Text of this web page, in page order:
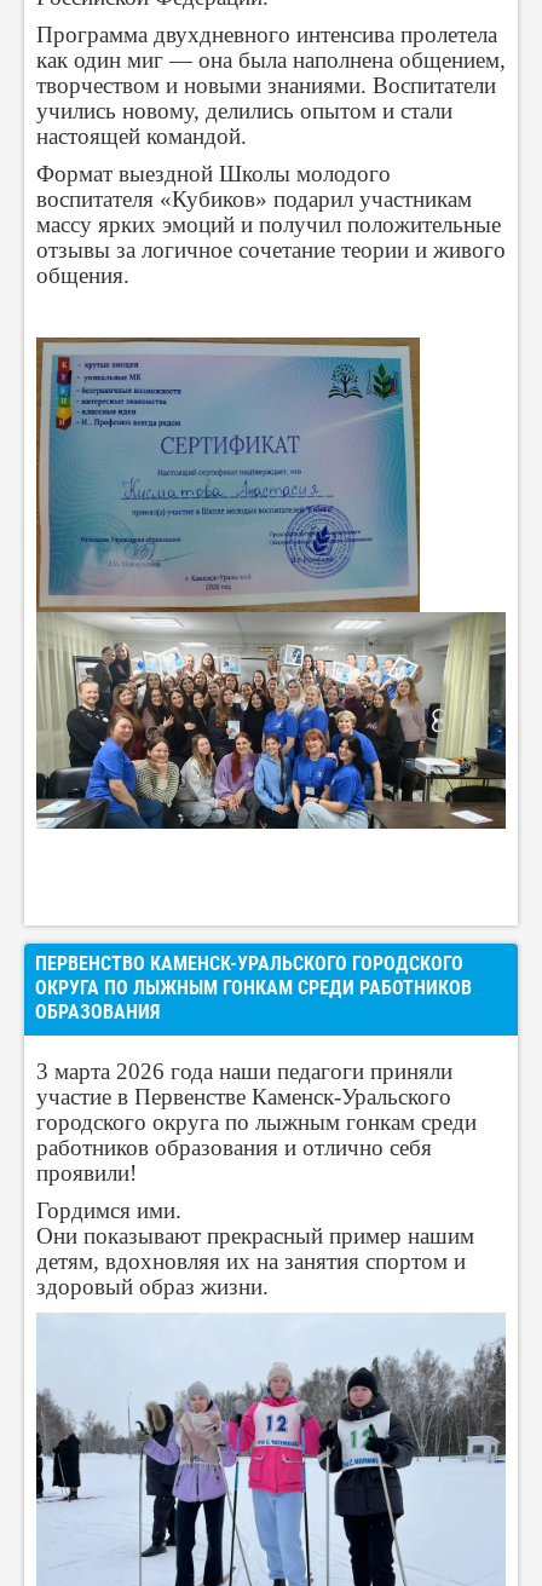
Программа двухдневного интенсива пролетела
как один миг — она была наполнена общением,
творчеством и новыми знаниями. Воспитатели
учились новому, делились опытом и стали
настоящей командой.
Формат выездной Школы молодого
воспитателя «Кубиков» подарил участникам
массу ярких эмоций и получил положительные
отзывы за логичное сочетание теории и живого
общения.
ПЕРВЕНСТВО КАМЕНСК-УРАЛЬСКОГО ГОРОДСКОГО
ОКРУГА ПО ЛЫЖНЫМ ГОНКАМ СРЕДИ РАБОТНИКОВ
ОБРАЗОВАНИЯ
3 марта 2026 года наши педагоги приняли
участие в Первенстве Каменск-Уральского
городского округа по лыжным гонкам среди
работников образования и отлично себя
проявили!
Гордимся ими.
Они показывают прекрасный пример нашим
детям, вдохновляя их на занятия спортом и
здоровый образ жизни.